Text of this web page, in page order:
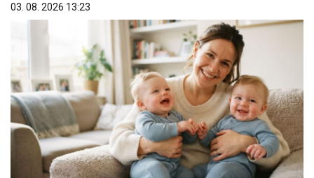
03. 08. 2026 13:23